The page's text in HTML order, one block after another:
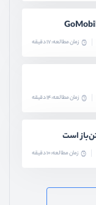
زمان مطالعه: 17 دقیقه
زمان مطالعه: 14 دقیقه
زمان مطالعه: 10 دقیقه